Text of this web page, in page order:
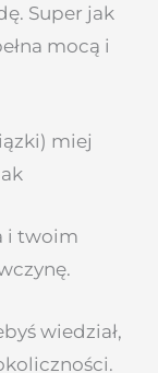
Super jak
mocą i
miej
i twoim
wiedział,